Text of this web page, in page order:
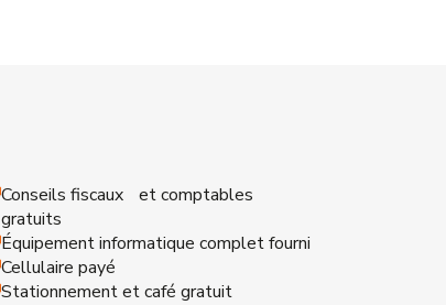
Conseils fiscaux et comptables
gratuits
Équipement informatique complet fourni
Cellulaire payé
Stationnement et café gratuit